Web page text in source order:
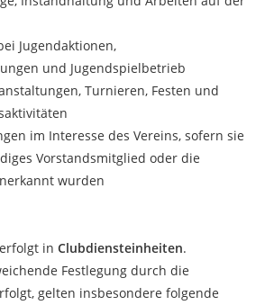
Jugendaktionen,
und Jugendspielbetrieb
Turnieren, Festen und
im Interesse des Vereins, sofern sie
Vorstandsmitglied oder die
wurden
in Clubdiensteinheiten.
Festlegung durch die
gelten insbesondere folgende